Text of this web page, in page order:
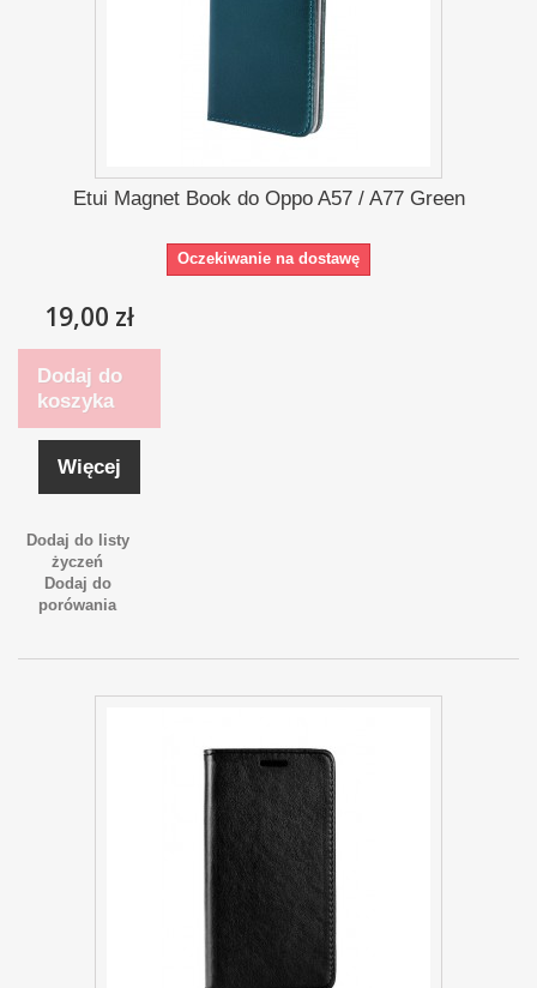
Etui Magnet Book do Oppo A57 / A77 Green
Oczekiwanie na dostawę
19,00 zł
Dodaj do
koszyka
Więcej
Dodaj do listy
życzeń
Dodaj do
porówania